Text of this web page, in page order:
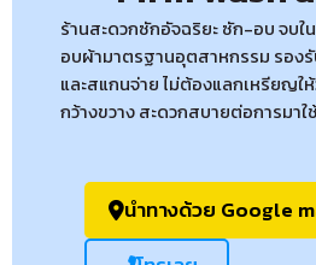
ร้านสะดวกซักอัจฉริยะ ซัก-อบ จบใ
อบผ้ามาตรฐานอุตสาหกรรม รองรั
และสแกนจ่าย ไม่ต้องแลกเหรียญใ
กว้างขวาง สะดวกสบายต่อการมาใ
นำทางด้วย Google